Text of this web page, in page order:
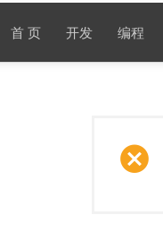
首 页 开发 编程